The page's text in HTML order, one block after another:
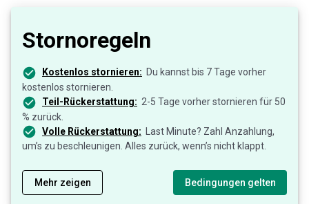
Stornoregeln
Kostenlos stornieren: Du kannst bis 7 Tage vorher
kostenlos stornieren.
Teil-Rückerstattung: 2-5 Tage vorher stornieren für 50
% zurück.
Volle Rückerstattung: Last Minute? Zahl Anzahlung,
um’s zu beschleunigen. Alles zurück, wenn’s nicht klappt.
Mehr zeigen Bedingungen gelten